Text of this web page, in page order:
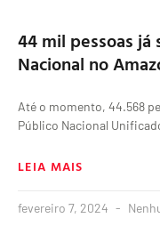
44 mil pessoas já
Nacional no
Até o momento, 44.568
Público Nacional
LEIA MAIS
fevereiro 7, 2024